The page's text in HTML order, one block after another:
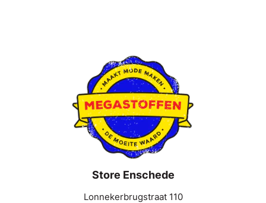
Store Enschede
Lonnekerbrugstraat 110